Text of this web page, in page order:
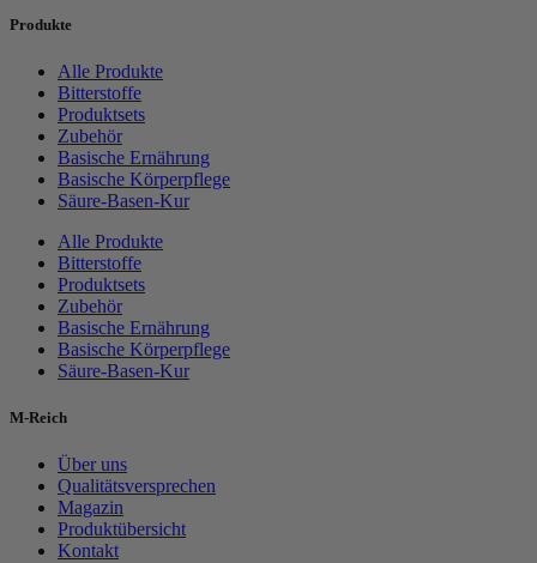
Produkte
Alle Produkte
Bitterstoffe
Produktsets
Zubehör
Basische Ernährung
Basische Körperpflege
Säure-Basen-Kur
Alle Produkte
Bitterstoffe
Produktsets
Zubehör
Basische Ernährung
Basische Körperpflege
Säure-Basen-Kur
M-Reich
Über uns
Qualitätsversprechen
Magazin
Produktübersicht
Kontakt